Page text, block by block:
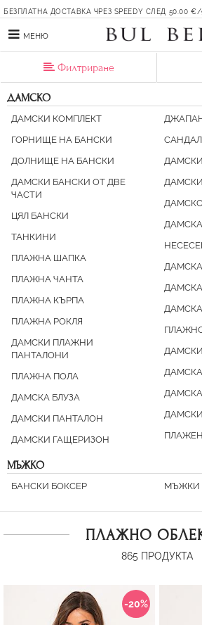
БЕЗПЛАТНА ДОСТАВКА ЧРЕЗ SPEEDY СЛЕД 50.00 €/
МЕНЮ
Филтриране
ДАМСКО
ДАМСКИ КОМПЛЕКТ
ГОРНИЩЕ НА БАНСКИ
ДОЛНИЩE НА БАНСКИ
ДАМСКИ БАНСКИ ОТ ДВЕ
ЧАСТИ
ЦЯЛ БАНСКИ
ТАНКИНИ
ПЛАЖНА ШАПКА
ПЛАЖНА ЧАНТА
ПЛАЖНА КЪРПА
ПЛАЖНА РОКЛЯ
ДАМСКИ ПЛАЖНИ
ПАНТАЛОНИ
ПЛАЖНА ПОЛА
ДАМСКА БЛУЗА
ДАМСКИ ПАНТАЛОН
ДАМСКИ ГАЩЕРИЗОН
МЪЖКО
БАНСКИ БОКСЕР МЪЖКИ
ПЛАЖНО
865 ПРОДУКТА
-20%